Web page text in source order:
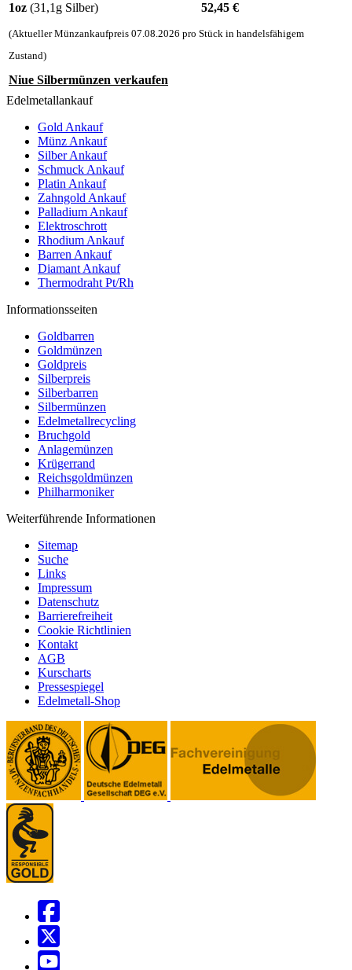
1oz (31,1g Silber) 52,45 €
(Aktueller Münzankaufpreis 07.08.2026 pro Stück in handelsfähigem
Zustand)
Niue Silbermünzen verkaufen
Edelmetallankauf
Gold Ankauf
Münz Ankauf
Silber Ankauf
Schmuck Ankauf
Platin Ankauf
Zahngold Ankauf
Palladium Ankauf
Elektroschrott
Rhodium Ankauf
Barren Ankauf
Diamant Ankauf
Thermodraht Pt/Rh
Informationsseiten
Goldbarren
Goldmünzen
Goldpreis
Silberpreis
Silberbarren
Silbermünzen
Edelmetallrecycling
Bruchgold
Anlagemünzen
Krügerrand
Reichsgoldmünzen
Philharmoniker
Weiterführende Informationen
Sitemap
Suche
Links
Impressum
Datenschutz
Barrierefreiheit
Cookie Richtlinien
Kontakt
AGB
Kurscharts
Pressespiegel
Edelmetall-Shop